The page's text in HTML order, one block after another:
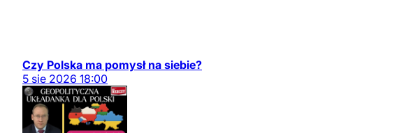
Czy Polska ma pomysł na siebie?
5 sie 2026 18:00